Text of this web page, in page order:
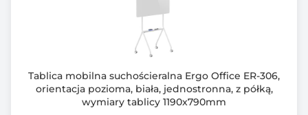
Tablica mobilna suchościeralna Ergo Office ER-306,
orientacja pozioma, biała, jednostronna, z półką,
wymiary tablicy 1190x790mm